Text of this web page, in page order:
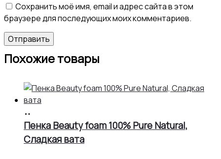
Сохранить моё имя, email и адрес сайта в этом
браузере для последующих моих комментариев.
Похожие товары
корзину
Пенка Beauty foam 100% Pure Natural,
Сладкая вата